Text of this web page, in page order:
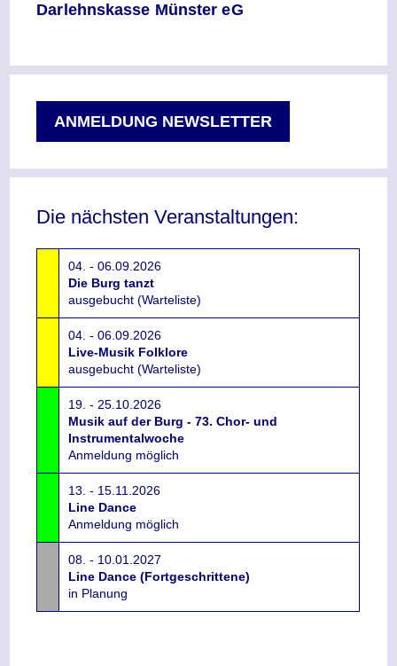
Darlehnskasse Münster eG
ANMELDUNG NEWSLETTER
Die nächsten Veranstaltungen:
04. - 06.09.2026
Die Burg tanzt
ausgebucht (Warteliste)
04. - 06.09.2026
Live-Musik Folklore
ausgebucht (Warteliste)
19. - 25.10.2026
Musik auf der Burg - 73. Chor- und
Instrumentalwoche
Anmeldung möglich
13. - 15.11.2026
Line Dance
Anmeldung möglich
08. - 10.01.2027
Line Dance (Fortgeschrittene)
in Planung